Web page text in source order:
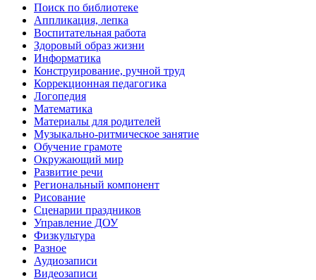
Поиск по библиотеке
Аппликация, лепка
Воспитательная работа
Здоровый образ жизни
Информатика
Конструирование, ручной труд
Коррекционная педагогика
Логопедия
Математика
Материалы для родителей
Музыкально-ритмическое занятие
Обучение грамоте
Окружающий мир
Развитие речи
Региональный компонент
Рисование
Сценарии праздников
Управление ДОУ
Физкультура
Разное
Аудиозаписи
Видеозаписи